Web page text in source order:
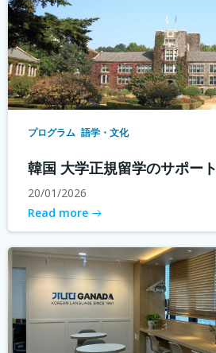
プログラム 語学・文化
韓国 大学正規留学のサポート
20/01/2026
Read more